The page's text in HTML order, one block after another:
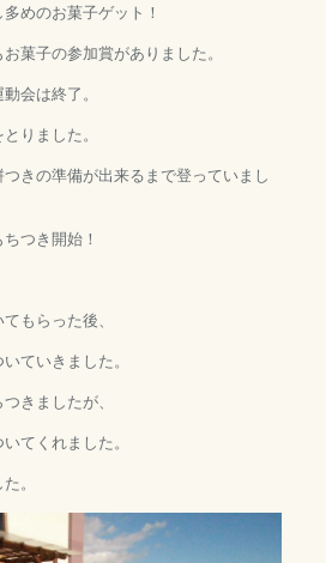
めのお菓子ゲット！
菓子の参加賞がありました。
会は終了。
りました。
きの準備が出来るまで登っていまし
つき開始！
もらった後、
ていきました。
きましたが、
てくれました。
。